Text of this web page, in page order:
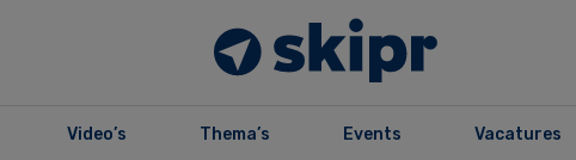
Video’s Thema’s Events Vacatures